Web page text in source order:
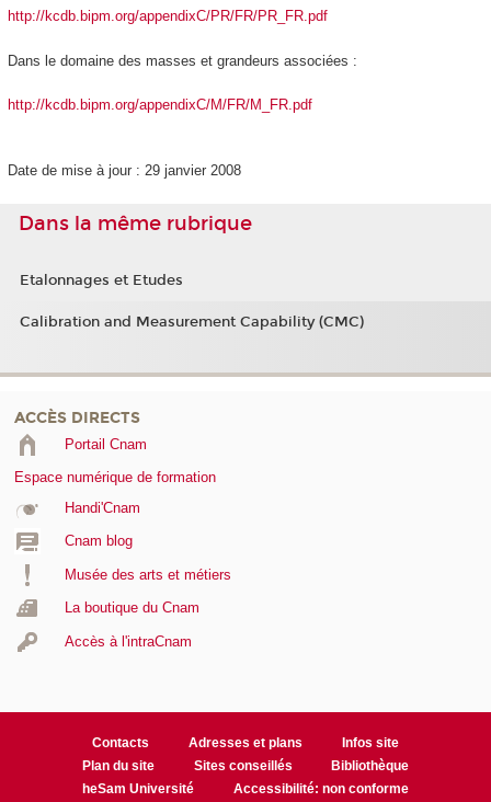
http://kcdb.bipm.org/appendixC/PR/FR/PR_FR.pdf
Dans le domaine des masses et grandeurs associées :
http://kcdb.bipm.org/appendixC/M/FR/M_FR.pdf
Date de mise à jour : 29 janvier 2008
Dans la même rubrique
Etalonnages et Etudes
Calibration and Measurement Capability (CMC)
ACCÈS DIRECTS
Portail Cnam
Espace numérique de formation
Handi'Cnam
Cnam blog
Musée des arts et métiers
La boutique du Cnam
Accès à l'intraCnam
Contacts Adresses et plans
Infos site
Plan du site
Sites conseillés
Bibliothèque
heSam Université
Accessibilité: non conforme